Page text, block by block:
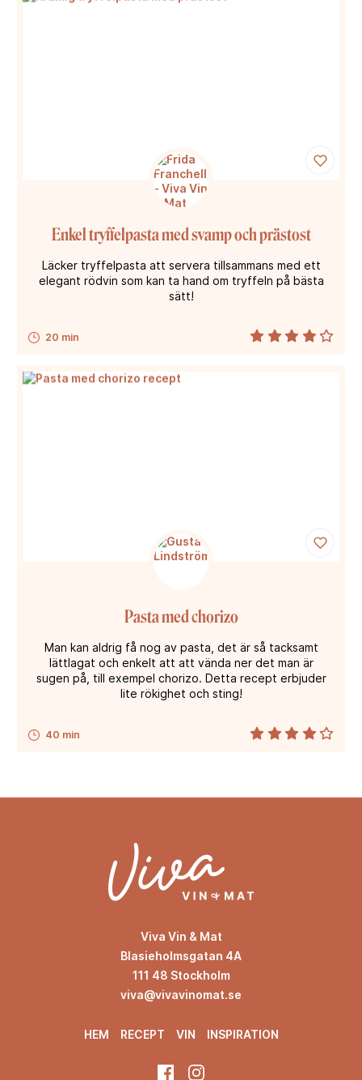
20 min
Enkel tryffelpasta med svamp och prästost
Läcker tryffelpasta att servera tillsammans med ett
elegant rödvin som kan ta hand om tryffeln på bästa
sätt!
40 min
Pasta med chorizo
Man kan aldrig få nog av pasta, det är så tacksamt
lättlagat och enkelt att att vända ner det man är
sugen på, till exempel chorizo. Detta recept erbjuder
lite rökighet och sting!
Viva Vin & Mat
Blasieholmsgatan 4A
111 48 Stockholm
viva@vivavinomat.se
HEM RECEPT VIN INSPIRATION